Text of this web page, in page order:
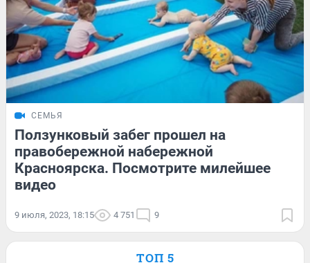
СЕМЬЯ
Ползунковый забег прошел на
правобережной набережной
Красноярска. Посмотрите милейшее
видео
9 июля, 2023, 18:15 4 751 9
ТОП 5